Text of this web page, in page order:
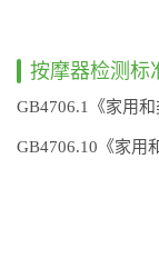
按摩器检测标
GB4706.1《家用
GB4706.10《家用